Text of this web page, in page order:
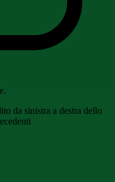
da sinistra a destra dello